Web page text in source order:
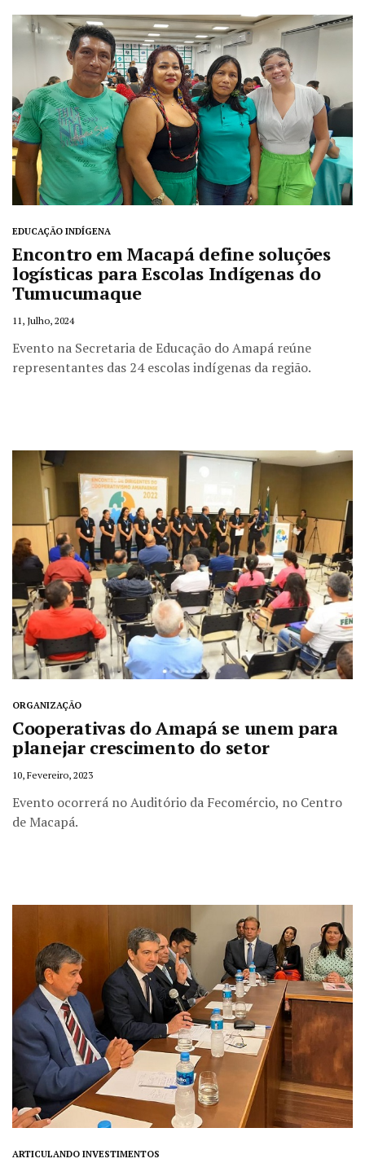
EDUCAÇÃO INDÍGENA
Encontro em Macapá define soluções
logísticas para Escolas Indígenas do
Tumucumaque
11, Julho, 2024
Evento na Secretaria de Educação do Amapá reúne
representantes das 24 escolas indígenas da região.
ORGANIZAÇÃO
Cooperativas do Amapá se unem para
planejar crescimento do setor
10, Fevereiro, 2023
Evento ocorrerá no Auditório da Fecomércio, no Centro
de Macapá.
ARTICULANDO INVESTIMENTOS